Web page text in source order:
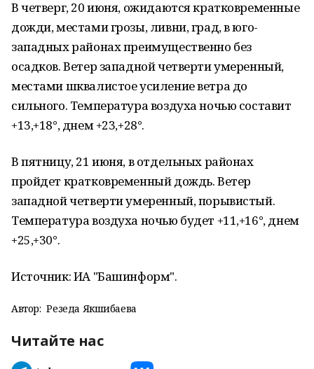
В четверг, 20 июня, ожидаются кратковременные
дожди, местами грозы, ливни, град, в юго-
западных районах преимущественно без
осадков. Ветер западной четверти умеренный,
местами шквалистое усиление ветра до
сильного. Температура воздуха ночью составит
+13,+18°, днем +23,+28°.
В пятницу, 21 июня, в отдельных районах
пройдет кратковременный дождь. Ветер
западной четверти умеренный, порывистый.
Температура воздуха ночью будет +11,+16°, днем
+25,+30°.
Источник: ИА "Башинформ".
Автор: Резеда Якшибаева
Читайте нас